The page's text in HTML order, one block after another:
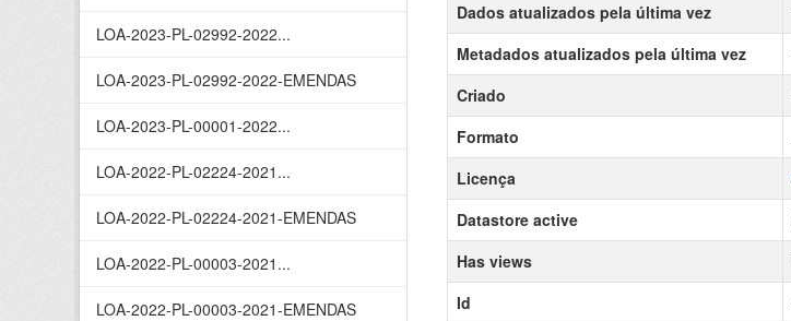
LOA-2023-PL-02992-2022...
LOA-2023-PL-02992-2022-EMENDAS
LOA-2023-PL-00001-2022...
LOA-2022-PL-02224-2021...
LOA-2022-PL-02224-2021-EMENDAS
LOA-2022-PL-00003-2021...
LOA-2022-PL-00003-2021-EMENDAS
Dados atualizados pela última vez
Metadados atualizados pela última vez
Criado
Formato
Licença
Datastore active
Has views
Id